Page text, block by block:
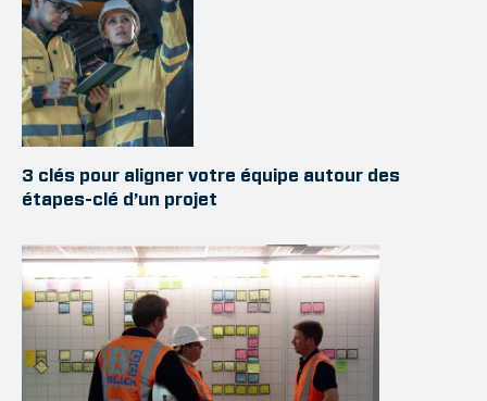
3 clés pour aligner votre équipe autour des
étapes-clé d’un projet